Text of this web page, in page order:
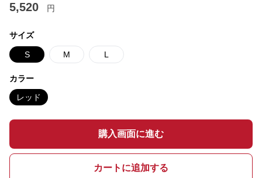
5,520 円
サイズ
S M L
カラー
レッド
購入画面に進む
カートに追加する